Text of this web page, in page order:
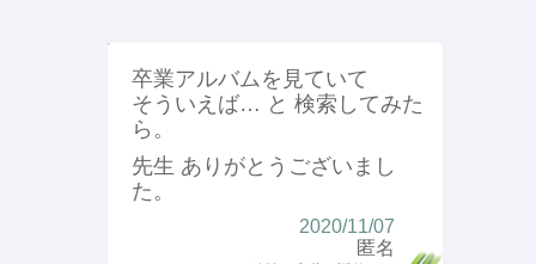
卒業アルバムを見ていて
そういえば… と 検索してみた
ら。
先生 ありがとうございまし
た。
2020/11/07
匿名